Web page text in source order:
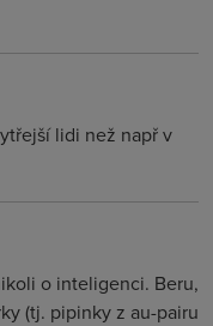
lidi než např v
o inteligenci. Beru,
(tj. pipinky z au-pairu